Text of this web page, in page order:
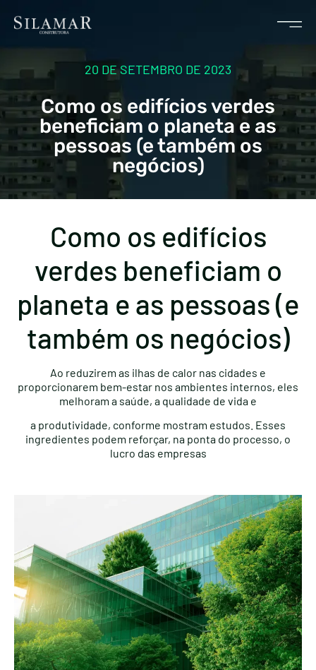
20 DE SETEMBRO DE 2023
Como os edifícios verdes
beneficiam o planeta e as
pessoas (e também os
negócios)
Como os edifícios
verdes beneficiam o
planeta e as pessoas (e
também os negócios)
Ao reduzirem as ilhas de calor nas cidades e
proporcionarem bem-estar nos ambientes internos, eles
melhoram a saúde, a qualidade de vida e
a produtividade, conforme mostram estudos. Esses
ingredientes podem reforçar, na ponta do processo, o
lucro das empresas